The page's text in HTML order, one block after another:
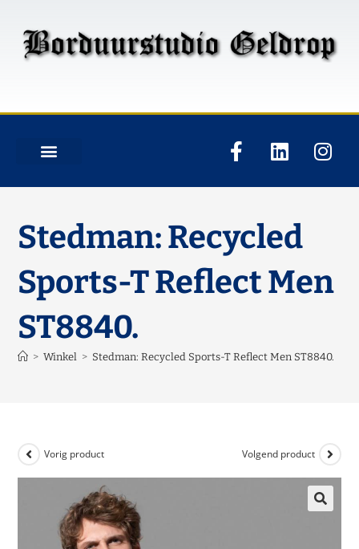
Stedman: Recycled
Sports-T Reflect Men
ST8840.
> Winkel > Stedman: Recycled Sports-T Reflect Men ST8840.
Vorig product Volgend product